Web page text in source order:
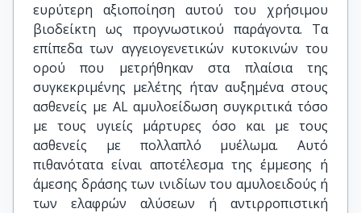
ευρύτερη αξιοποίηση αυτού του χρήσιμου
βιοδείκτη ως προγνωστικού παράγοντα. Τα
επίπεδα των αγγειογενετικών κυτοκινών του
ορού που μετρήθηκαν στα πλαίσια της
συγκεκριμένης μελέτης ήταν αυξημένα στους
ασθενείς με AL αμυλοείδωση συγκριτικά τόσο
με τους υγιείς μάρτυρες όσο και με τους
ασθενείς με πολλαπλό μυέλωμα. Αυτό
πιθανότατα είναι αποτέλεσμα της έμμεσης ή
άμεσης δράσης των ινιδίων του αμυλοειδούς ή
των ελαφρών αλύσεων ή αντιρροπιστική